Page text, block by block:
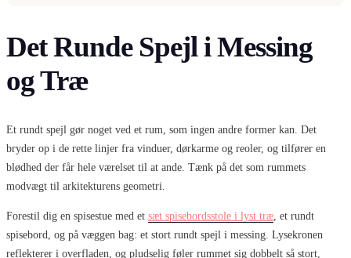
Det Runde Spejl i Messing
og Træ
Et rundt spejl gør noget ved et rum, som ingen andre former kan. Det
bryder op i de rette linjer fra vinduer, dørkarme og reoler, og tilfører en
blødhed der får hele værelset til at ande. Tænk på det som rummets
modvægt til arkitekturens geometri.
Forestil dig en spisestue med et sæt spisebordsstole i lyst træ, et rundt
spisebord, og på væggen bag: et stort rundt spejl i messing. Lysekronen
reflekterer i overfladen, og pludselig føler rummet sig dobbelt så stort,